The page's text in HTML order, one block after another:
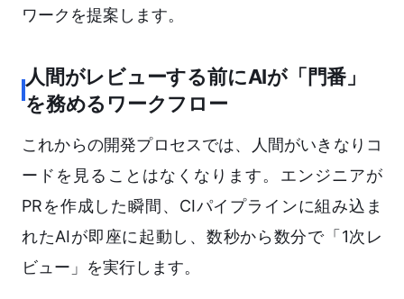
ワークを提案します。
人間がレビューする前にAIが「門番」
を務めるワークフロー
これからの開発プロセスでは、人間がいきなりコ
ードを見ることはなくなります。エンジニアが
PRを作成した瞬間、CIパイプラインに組み込ま
れたAIが即座に起動し、数秒から数分で「1次レ
ビュー」を実行します。